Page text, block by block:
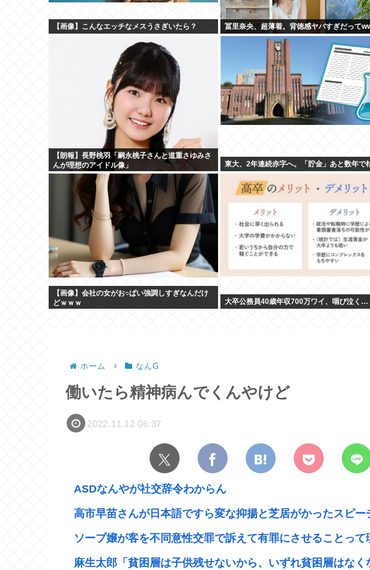
【画像】こんなエッチなメスうさぎいたら？ 冨里奈央、超薄着。背徳感ヤバすぎだって
【朗報】長野桃羽「嗣永桃子さんと道重さゆみさ
んが理想のアイドル像」
東大、2年連続赤字へ。「貯金」あと数年で
【画像】会社の女がお○ぱい強調しすぎなんだけ
どｗｗｗ
大卒公務員40歳年収700万ワイ、咽び泣く…
ホーム なんG
働いたら精神病んでくんやけど
2022.11.12 06:37
ASDなんやが社交辞令わからん
高市早苗さんが日本語ですら変な抑揚と芝居がかったスピー
ソープ嬢が客を不同意性交罪で訴えて有罪にさせることって
麻生太郎「貧困層は子供残せないから、いずれ貧困層はなく